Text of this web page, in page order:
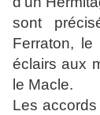
sont
Ferraton,
éclairs aux
le Macle.
Les